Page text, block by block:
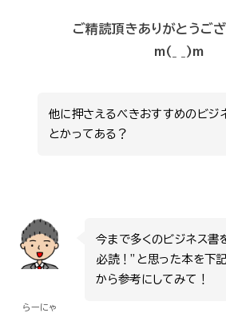
ご精読頂きありがとうござ
m(_ _)m
他に押さえるべきおすすめのビジ
とかってある？
らーにゃ
今まで多くのビジネス書
必読！”と思った本を下
から参考にしてみて！